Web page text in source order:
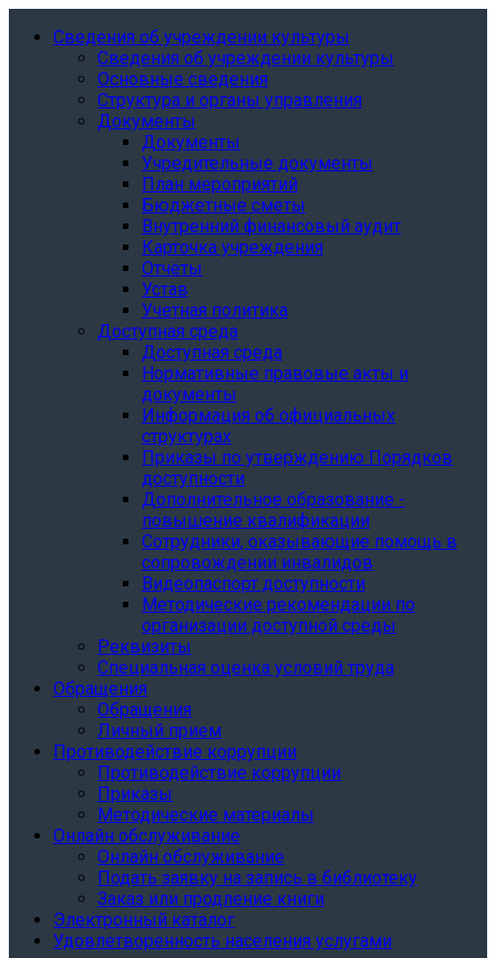
Сведения об учреждении культуры
Сведения об учреждении культуры
Основные сведения
Структура и органы управления
Документы
Документы
Учредительные документы
План мероприятий
Бюджетные сметы
Внутренний финансовый аудит
Карточка учреждения
Отчёты
Устав
Учетная политика
Доступная среда
Доступная среда
Нормативные правовые акты и
документы
Информация об официальных
структурах
Приказы по утверждению Порядков
доступности
Дополнительное образование -
повышение квалификации
Сотрудники, оказывающие помощь в
сопровождении инвалидов
Видеопаспорт доступности
Методические рекомендации по
организации доступной среды
Реквизиты
Специальная оценка условий труда
Обращения
Обращения
Личный прием
Противодействие коррупции
Противодействие коррупции
Приказы
Методические материалы
Онлайн обслуживание
Онлайн обслуживание
Подать заявку на запись в библиотеку
Заказ или продление книги
Электронный каталог
Удовлетворенность населения услугами